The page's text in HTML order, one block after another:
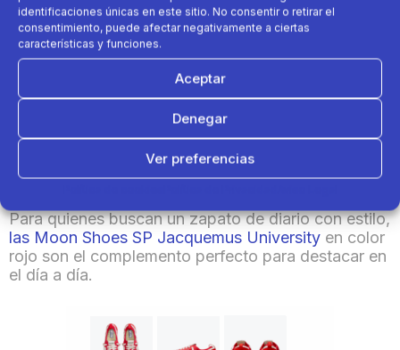
identificaciones únicas en este sitio. No consentir o retirar el
consentimiento, puede afectar negativamente a ciertas
características y funciones.
Aceptar
Denegar
Ver preferencias
22-Botas de fútbol CLR 7 Elite SG Red Storm
Antoine Griezmann
Diana electrónica para dardos ED110
Aletas natación cortas Silifins 500 tricolor azul
amarillo
Entre los favoritos:
Para quienes buscan un zapato de diario con estilo,
las Moon Shoes SP Jacquemus University en color
rojo son el complemento perfecto para destacar en
el día a día.